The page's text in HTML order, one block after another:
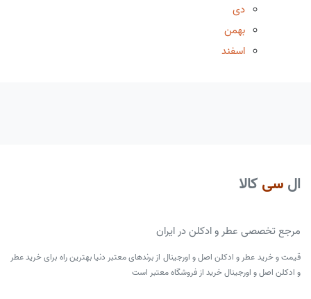
دی
بهمن
اسفند
ال سی کالا
مرجع تخصصی عطر و ادکلن در ایران
قیمت و خرید عطر و ادکلن اصل و اورجینال از برندهای معتبر دنیا بهترین راه برای خرید عطر
و ادکلن اصل و اورجینال خرید از فروشگاه معتبر است